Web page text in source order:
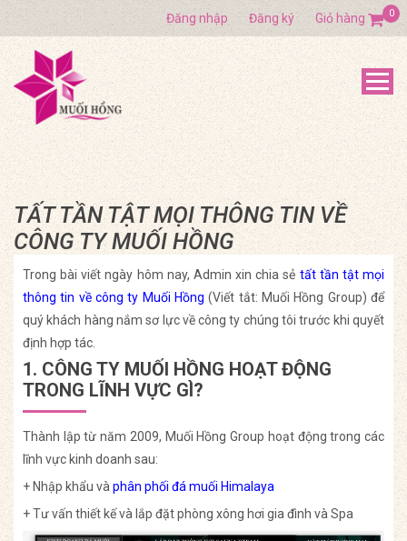
Đăng nhập Đăng ký Giỏ hàng 0
TẤT TẦN TẬT MỌI THÔNG TIN VỀ
CÔNG TY MUỐI HỒNG
Trong bài viết ngày hôm nay, Admin xin chia sẻ tất tần tật mọi
thông tin về công ty Muối Hồng (Viết tắt: Muối Hồng Group) để
quý khách hàng nắm sơ lực về công ty chúng tôi trước khi quyết
định hợp tác.
1. CÔNG TY MUỐI HỒNG HOẠT ĐỘNG
TRONG LĨNH VỰC GÌ?
Thành lập từ năm 2009, Muối Hồng Group hoạt động trong các
lĩnh vực kinh doanh sau:
+ Nhập khẩu và phân phối đá muối Himalaya
+ Tư vấn thiết kế và lắp đặt phòng xông hơi gia đình và Spa